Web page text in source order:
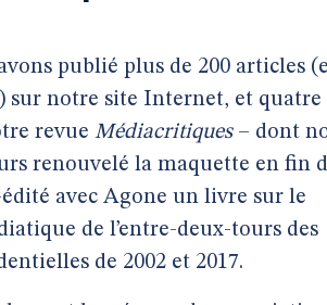
publié plus de 200 articles
sur notre site Internet, et quatre
revue Médiacritiques– dont
renouvelé la maquette en fin
avec Agone un livre sur le
de l’entre-deux-tours des
de 2002 et 2017.